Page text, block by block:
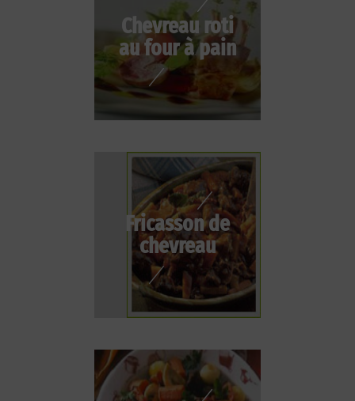
Chevreau roti
au four à pain
Fricasson de
chevreau